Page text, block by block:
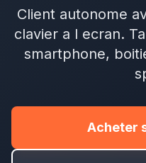
Client autonome
clavier a l ecran.
smartphone,
Acheter